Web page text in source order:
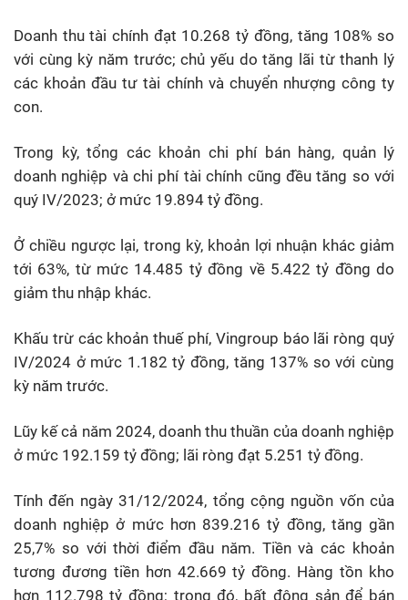
Doanh thu tài chính đạt 10.268 tỷ đồng, tăng 108% so
với cùng kỳ năm trước; chủ yếu do tăng lãi từ thanh lý
các khoản đầu tư tài chính và chuyển nhượng công ty
con.
Trong kỳ, tổng các khoản chi phí bán hàng, quản lý
doanh nghiệp và chi phí tài chính cũng đều tăng so với
quý IV/2023; ở mức 19.894 tỷ đồng.
Ở chiều ngược lại, trong kỳ, khoản lợi nhuận khác giảm
tới 63%, từ mức 14.485 tỷ đồng về 5.422 tỷ đồng do
giảm thu nhập khác.
Khấu trừ các khoản thuế phí, Vingroup báo lãi ròng quý
IV/2024 ở mức 1.182 tỷ đồng, tăng 137% so với cùng
kỳ năm trước.
Lũy kế cả năm 2024, doanh thu thuần của doanh nghiệp
ở mức 192.159 tỷ đồng; lãi ròng đạt 5.251 tỷ đồng.
Tính đến ngày 31/12/2024, tổng cộng nguồn vốn của
doanh nghiệp ở mức hơn 839.216 tỷ đồng, tăng gần
25,7% so với thời điểm đầu năm. Tiền và các khoản
tương đương tiền hơn 42.669 tỷ đồng. Hàng tồn kho
hơn 112.798 tỷ đồng; trong đó, bất động sản để bán